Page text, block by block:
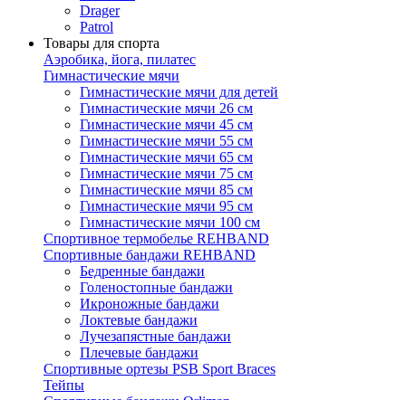
Drager
Patrol
Товары для спорта
Аэробика, йога, пилатес
Гимнастические мячи
Гимнастические мячи для детей
Гимнастические мячи 26 см
Гимнастические мячи 45 см
Гимнастические мячи 55 см
Гимнастические мячи 65 см
Гимнастические мячи 75 см
Гимнастические мячи 85 см
Гимнастические мячи 95 см
Гимнастические мячи 100 см
Спортивное термобелье REHBAND
Спортивные бандажи REHBAND
Бедренные бандажи
Голеностопные бандажи
Икроножные бандажи
Локтевые бандажи
Лучезапястные бандажи
Плечевые бандажи
Спортивные ортезы PSB Sport Braces
Тейпы